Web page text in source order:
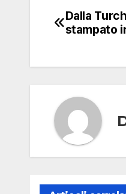
Dalla
stampato